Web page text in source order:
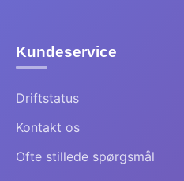
Kundeservice
Driftstatus
Kontakt os
Ofte stillede spørgsmål